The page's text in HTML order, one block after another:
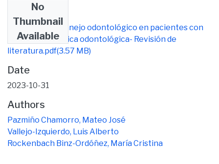
No
Thumbnail
Available
Protocolo de manejo odontológico en pacientes con
cáncer en la clínica odontológica- Revisión de
literatura.pdf(3.57 MB)
Date
2023-10-31
Authors
Pazmiño Chamorro, Mateo José
Vallejo-Izquierdo, Luis Alberto
Rockenbach Binz-Ordóñez, María Cristina